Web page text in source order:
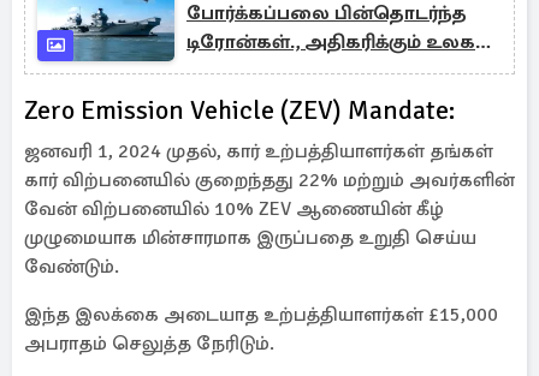
போர்க்கப்பலை பின்தொடர்ந்த
டிரோன்கள்., அதிகரிக்கும் உலகப்
போர் பதற்றம்
Zero Emission Vehicle (ZEV) Mandate:
ஜனவரி 1, 2024 முதல், கார் உற்பத்தியாளர்கள் தங்கள்
கார் விற்பனையில் குறைந்தது 22% மற்றும் அவர்களின்
வேன் விற்பனையில் 10% ZEV ஆணையின் கீழ்
முழுமையாக மின்சாரமாக இருப்பதை உறுதி செய்ய
வேண்டும்.
இந்த இலக்கை அடையாத உற்பத்தியாளர்கள் £15,000
அபராதம் செலுத்த நேரிடும்.